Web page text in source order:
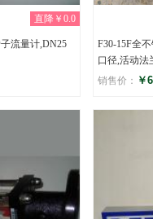
直降￥0.0
流量计,DN25
F30-15F全
口径,活动法
销售价： ￥
评分